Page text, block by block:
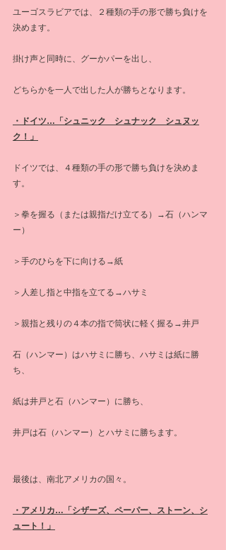
ユーゴスラビアでは、２種類の手の形で勝ち負けを
決めます。
掛け声と同時に、グーかパーを出し、
どちらかを一人で出した人が勝ちとなります。
・ドイツ…「シュニック　シュナック　シュヌッ
ク！」
ドイツでは、４種類の手の形で勝ち負けを決めま
す。
＞拳を握る（または親指だけ立てる）→石（ハンマ
ー）
＞手のひらを下に向ける→紙
＞人差し指と中指を立てる→ハサミ
＞親指と残りの４本の指で筒状に軽く握る→井戸
石（ハンマー）はハサミに勝ち、ハサミは紙に勝
ち、
紙は井戸と石（ハンマー）に勝ち、
井戸は石（ハンマー）とハサミに勝ちます。
最後は、南北アメリカの国々。
・アメリカ…「シザーズ、ペーパー、ストーン、シ
ュート！」